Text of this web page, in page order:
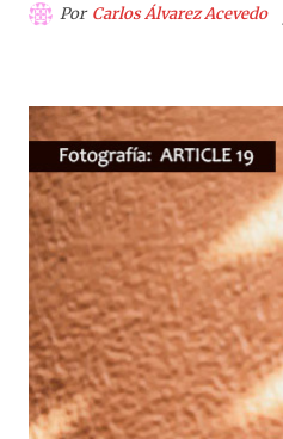
Por Carlos Álvarez Acevedo